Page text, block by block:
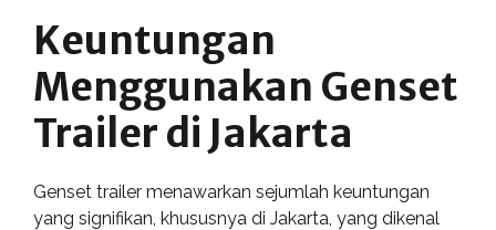
Keuntungan
Menggunakan Genset
Trailer di Jakarta
Genset trailer menawarkan sejumlah keuntungan
yang signifikan, khususnya di Jakarta, yang dikenal